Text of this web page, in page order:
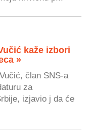
kaže izbori
»
član SNS-a
za
izjavio j da će